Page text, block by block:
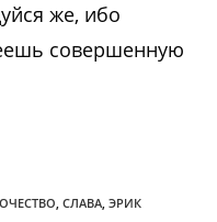
же, ибо
совершенную
, СЛАВА, ЭРИК